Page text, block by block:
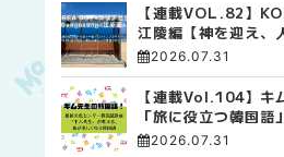
【連載VOL.82】
江陵編【神を迎え、
時間 ― 江陵端午祭 】
2026.07.31
【連載Vol.104】キ
「旅に役立つ韓国語
尾について その4】
2026.07.31